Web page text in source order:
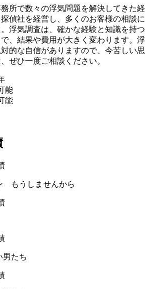
所で数々の浮気問題を解決してきた経
偵社を経営し
多くのお客様の相談に
。 浮気調査は
確かな経験と知識を持つ
、 結果や費用が大きく変わります。 浮
的な自信がありますので、 今苦しい思
ぜひ一度ご相談ください。
能
能
もうしませんから
男たち